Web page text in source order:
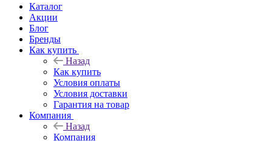
Каталог
Акции
Блог
Бренды
Как купить
Назад
Как купить
Условия оплаты
Условия доставки
Гарантия на товар
Компания
Назад
Компания